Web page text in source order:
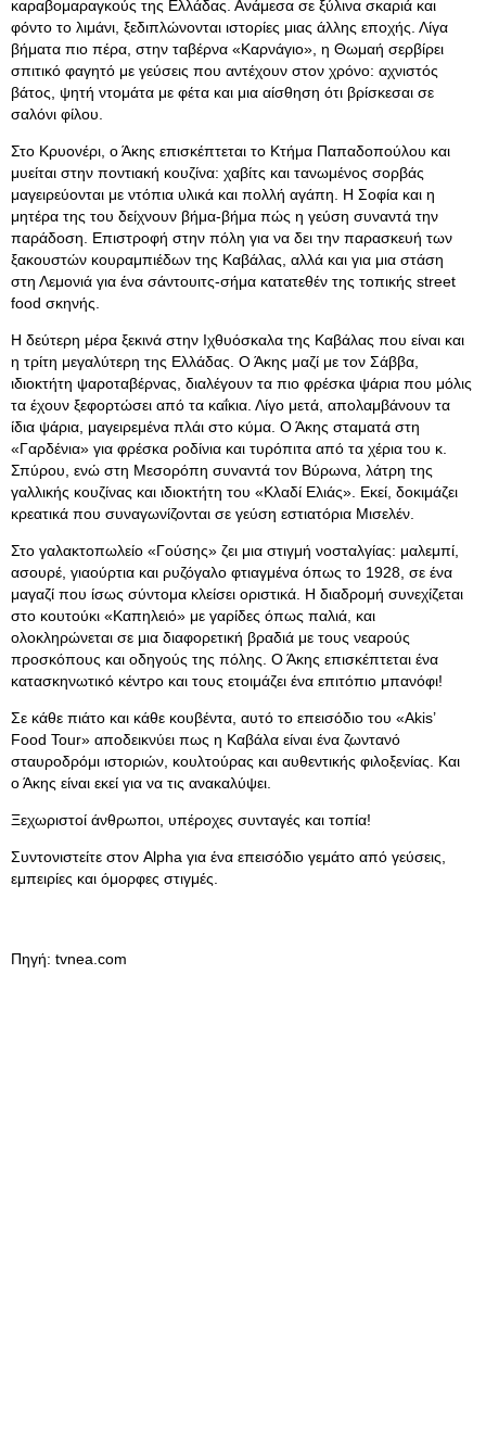
καραβομαραγκούς της Ελλάδας. Ανάμεσα σε ξύλινα σκαριά και
φόντο το λιμάνι, ξεδιπλώνονται ιστορίες μιας άλλης εποχής. Λίγα
βήματα πιο πέρα, στην ταβέρνα «Καρνάγιο», η Θωμαή σερβίρει
σπιτικό φαγητό με γεύσεις που αντέχουν στον χρόνο: αχνιστός
βάτος, ψητή ντομάτα με φέτα και μια αίσθηση ότι βρίσκεσαι σε
σαλόνι φίλου.
Στο Κρυονέρι, ο Άκης επισκέπτεται το Κτήμα Παπαδοπούλου και
μυείται στην ποντιακή κουζίνα: χαβίτς και τανωμένος σορβάς
μαγειρεύονται με ντόπια υλικά και πολλή αγάπη. Η Σοφία και η
μητέρα της του δείχνουν βήμα-βήμα πώς η γεύση συναντά την
παράδοση. Επιστροφή στην πόλη για να δει την παρασκευή των
ξακουστών κουραμπιέδων της Καβάλας, αλλά και για μια στάση
στη Λεμονιά για ένα σάντουιτς-σήμα κατατεθέν της τοπικής street
food σκηνής.
Η δεύτερη μέρα ξεκινά στην Ιχθυόσκαλα της Καβάλας που είναι και
η τρίτη μεγαλύτερη της Ελλάδας. Ο Άκης μαζί με τον Σάββα,
ιδιοκτήτη ψαροταβέρνας, διαλέγουν τα πιο φρέσκα ψάρια που μόλις
τα έχουν ξεφορτώσει από τα καΐκια. Λίγο μετά, απολαμβάνουν τα
ίδια ψάρια, μαγειρεμένα πλάι στο κύμα. Ο Άκης σταματά στη
«Γαρδένια» για φρέσκα ροδίνια και τυρόπιτα από τα χέρια του κ.
Σπύρου, ενώ στη Μεσορόπη συναντά τον Βύρωνα, λάτρη της
γαλλικής κουζίνας και ιδιοκτήτη του «Κλαδί Ελιάς». Εκεί, δοκιμάζει
κρεατικά που συναγωνίζονται σε γεύση εστιατόρια Μισελέν.
Στο γαλακτοπωλείο «Γούσης» ζει μια στιγμή νοσταλγίας: μαλεμπί,
ασουρέ, γιαούρτια και ρυζόγαλο φτιαγμένα όπως το 1928, σε ένα
μαγαζί που ίσως σύντομα κλείσει οριστικά. Η διαδρομή συνεχίζεται
στο κουτούκι «Καπηλειό» με γαρίδες όπως παλιά, και
ολοκληρώνεται σε μια διαφορετική βραδιά με τους νεαρούς
προσκόπους και οδηγούς της πόλης. Ο Άκης επισκέπτεται ένα
κατασκηνωτικό κέντρο και τους ετοιμάζει ένα επιτόπιο μπανόφι!
Σε κάθε πιάτο και κάθε κουβέντα, αυτό το επεισόδιο του «Akis’
Food Tour» αποδεικνύει πως η Καβάλα είναι ένα ζωντανό
σταυροδρόμι ιστοριών, κουλτούρας και αυθεντικής φιλοξενίας. Και
ο Άκης είναι εκεί για να τις ανακαλύψει.
Ξεχωριστοί άνθρωποι, υπέροχες συνταγές και τοπία!
Συντονιστείτε στον Alpha για ένα επεισόδιο γεμάτο από γεύσεις,
εμπειρίες και όμορφες στιγμές.
Πηγή: tvnea.com